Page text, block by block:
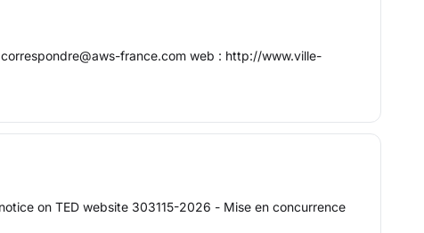
correspondre@aws-france.com web : http://www.ville-
on TED website 303115-2026 - Mise en concurrence